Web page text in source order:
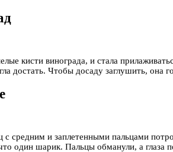
кисти винограда, и стала
достать. Чтобы досаду заглушить, она
с средним и заплетенными пальцами
один шарик. Пальцы обманули, а глаза